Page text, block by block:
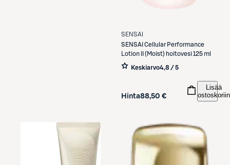
SENSAI
SENSAI Cellular Performance
Lotion II (Moist) hoitovesi 125 ml
Keskiarvo4,8 / 5
Hinta88,50 €
Lisää
ostoskoriin